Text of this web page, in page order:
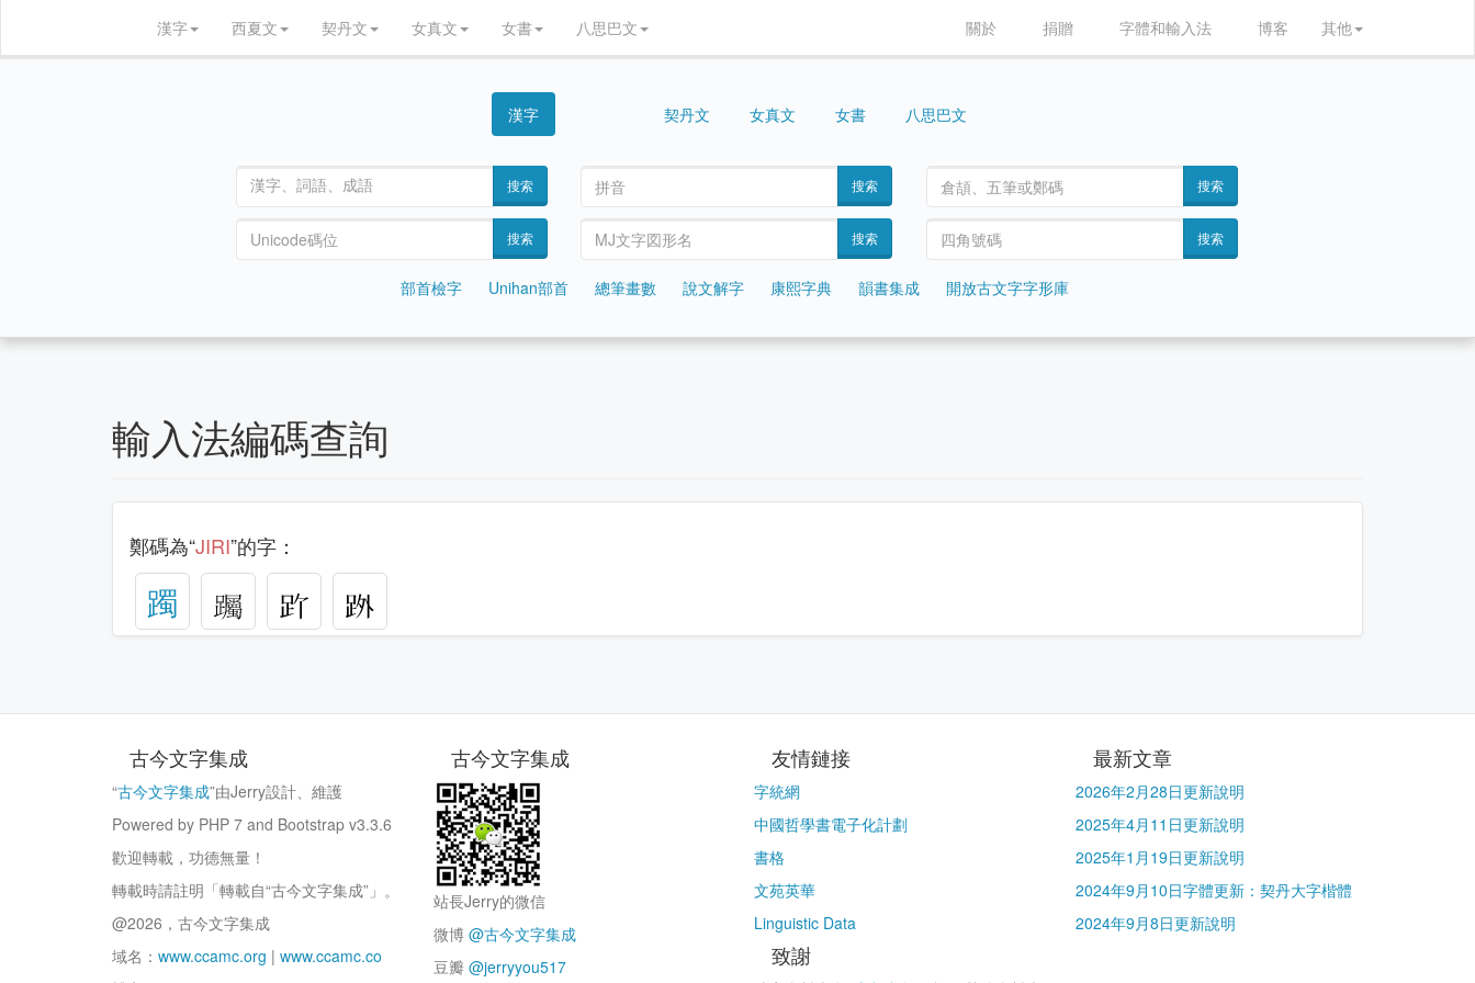
漢字 西夏文 契丹文 女真文 女書 八思巴文 關於 捐贈 字體和輸入法 博客 其他
漢字 契丹文 女真文 女書 八思巴文
搜索 搜索 搜索
搜索 搜索 搜索
部首檢字 Unihan部首 總筆畫數 說文解字 康熙字典 韻書集成 開放古文字字形庫
輸入法編碼查詢
鄭碼為“JIRI”的字：
躅
古今文字集成
“古今文字集成”由Jerry設計、維護
Powered by PHP 7 and Bootstrap v3.3.6
歡迎轉載，功德無量！
轉載時請註明「轉載自“古今文字集成”」。
@2026，古今文字集成
域名： www.ccamc.org | www.ccamc.co
古今文字集成
站長Jerry的微信
微博 @古今文字集成
豆瓣 @jerryyou517
友情鏈接
字統網
中國哲學書電子化計劃
書格
文苑英華
Linguistic Data
致謝
最新文章
2026年2月28日更新說明
2025年4月11日更新說明
2025年1月19日更新說明
2024年9月10日字體更新：契丹大字楷體
2024年9月8日更新說明